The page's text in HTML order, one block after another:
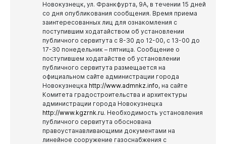
Новокузнецк, ул. Франкфурта, 9А, в течении 15 дней
со дня опубликования сообщения. Время приема
заинтересованных лиц для ознакомления с
поступившим ходатайством об установлении
публичного сервитута с 8-30 до 12-00, с 13-00 до
17-30 понедельник – пятница. Сообщение о
поступившем ходатайстве об установлении
публичного сервитута размещается на
официальном сайте администрации города
Новокузнецка http://www.admnkz.info, на сайте
Комитета градостроительства и архитектуры
администрации города Новокузнецка
http://www.kgzrnk.ru. Необходимость установления
публичного сервитута обоснована
правоустанавливающими документами на
линейное сооружение газоснабжения с